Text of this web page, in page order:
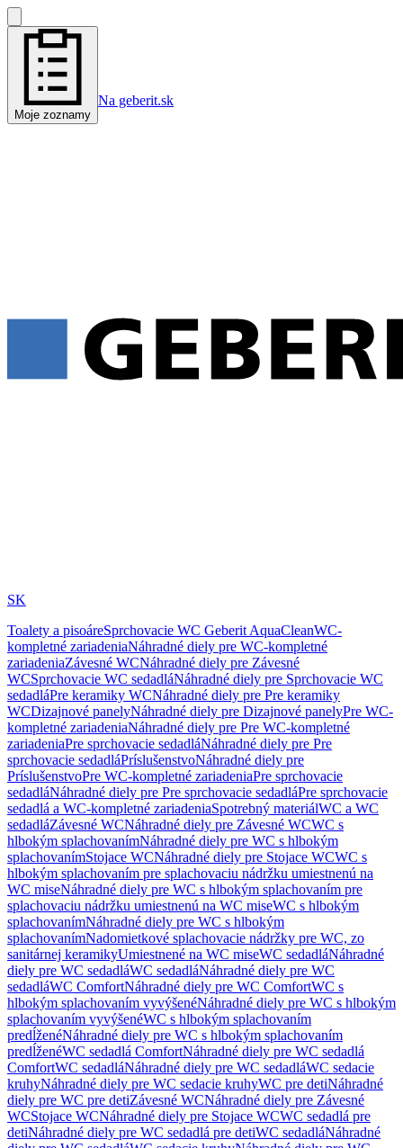
Moje zoznamy
Na geberit.sk
SK
Toalety a pisoáreSprchovacie WC Geberit AquaCleanWC-
kompletné zariadeniaNáhradné diely pre WC-kompletné
zariadeniaZávesné WCNáhradné diely pre Závesné
WCSprchovacie WC sedadláNáhradné diely pre Sprchovacie WC
sedadláPre keramiky WCNáhradné diely pre Pre keramiky
WCDizajnové panelyNáhradné diely pre Dizajnové panelyPre WC-
kompletné zariadeniaNáhradné diely pre Pre WC-kompletné
zariadeniaPre sprchovacie sedadláNáhradné diely pre Pre
sprchovacie sedadláPríslušenstvoNáhradné diely pre
PríslušenstvoPre WC-kompletné zariadeniaPre sprchovacie
sedadláNáhradné diely pre Pre sprchovacie sedadláPre sprchovacie
sedadlá a WC-kompletné zariadeniaSpotrebný materiálWC a WC
sedadláZávesné WCNáhradné diely pre Závesné WCWC s
hlbokým splachovanímNáhradné diely pre WC s hlbokým
splachovanímStojace WCNáhradné diely pre Stojace WCWC s
hlbokým splachovaním pre splachovaciu nádržku umiestnenú na
WC miseNáhradné diely pre WC s hlbokým splachovaním pre
splachovaciu nádržku umiestnenú na WC miseWC s hlbokým
splachovanímNáhradné diely pre WC s hlbokým
splachovanímNadomietkové splachovacie nádržky pre WC, zo
sanitárnej keramikyUmiestnené na WC miseWC sedadláNáhradné
diely pre WC sedadláWC sedadláNáhradné diely pre WC
sedadláWC ComfortNáhradné diely pre WC ComfortWC s
hlbokým splachovaním vyvýšenéNáhradné diely pre WC s hlbokým
splachovaním vyvýšenéWC s hlbokým splachovaním
predĺženéNáhradné diely pre WC s hlbokým splachovaním
predĺženéWC sedadlá ComfortNáhradné diely pre WC sedadlá
ComfortWC sedadláNáhradné diely pre WC sedadláWC sedacie
kruhyNáhradné diely pre WC sedacie kruhyWC pre detiNáhradné
diely pre WC pre detiZávesné WCNáhradné diely pre Závesné
WCStojace WCNáhradné diely pre Stojace WCWC sedadlá pre
detiNáhradné diely pre WC sedadlá pre detiWC sedadláNáhradné